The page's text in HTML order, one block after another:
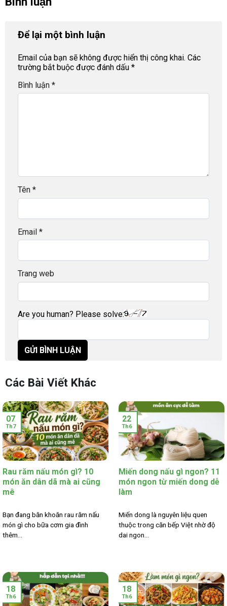
Để lại một bình luận
Email của bạn sẽ không được hiển thị công khai. Các
trường bắt buộc được đánh dấu *
Bình luận *
Tên *
Email *
Trang web
Are you human? Please solve:
Các Bài Viết Khác
Rau răm nấu món gì? 10
món ăn dân dã mà ai cũng
mê
Bạn đang băn khoăn rau răm nấu
món gì cho bữa cơm gia đình
thêm...
07
Th7
Miến dong nấu gì ngon? 11
món ngon từ miến dong dễ
làm
Miến dong là nguyên liệu quen
thuộc trong căn bếp Việt nhờ độ
dai ngon...
22
Th6
18
Th6
18
Th6